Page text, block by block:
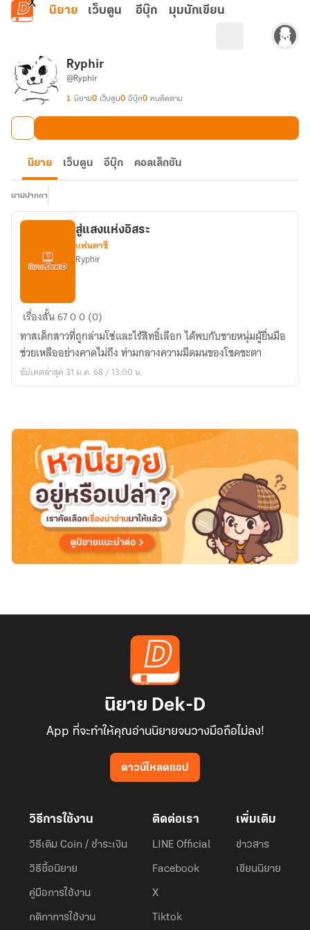
ข้ามไปยังเนื้อหาหลัก
นิยาย เว็บตูน อีบุ๊ก มุมนักเขียน
Ryphir
@Ryphir
1 นิยาย0 เว็บตูน0 อีบุ๊ก0 คนติดตาม
นิยาย เว็บตูน อีบุ๊ก คอลเล็กชัน
นามปากกา
สู่
แห่ง
อิสระ
สู่แสงแห่งอิสระ
แฟนตาซี
Ryphir
เรื่องสั้น6700 (0)
ทาสเด็กสาวที่ถูกล่ามโซ่และไร้สิทธิ์เลือก ได้พบกับชายหนุ่มผู้ยื่นมือ
ช่วยเหลืออย่างคาดไม่ถึง ท่ามกลางความมืดมนของโชคชะตา
อัปเดตล่าสุด 31 ม.ค. 68 / 13:00 น.
นิยาย Dek-D
App ที่จะทำให้คุณอ่านนิยายจนวางมือถือไม่ลง!
ดาวน์โหลดแอป
วิธีการใช้งาน
วิธีเติม Coin / ชำระเงิน
วิธีซื้อนิยาย
คู่มือการใช้งาน
กติกาการใช้งาน
ติดต่อเรา
LINE Official
Facebook
X
Tiktok
เพิ่มเติม
ข่าวสาร
เขียนนิยาย